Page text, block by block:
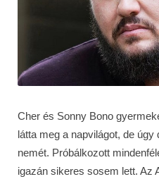
Cher és Sonny Bono
látta meg a napvilágot, de
nemét. Próbálkozott
igazán sikeres sosem lett. Az